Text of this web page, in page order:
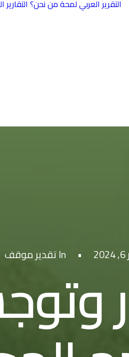
التقرير العربيلمحةمن نحن؟ التقارير
•
Inتقدير موقف